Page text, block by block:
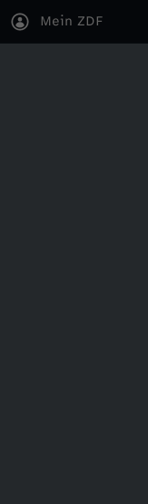
Mein ZDF